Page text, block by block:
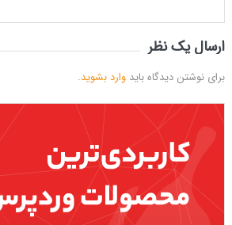
ارسال یک نظر
برای نوشتن دیدگاه باید وارد بشوید.